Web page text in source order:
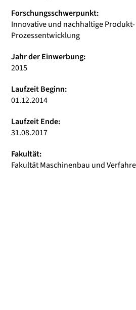
Forschungsschwerpunkt:
Innovative und nachhaltige
Prozessentwicklung
Jahr der Einwerbung:
2015
Laufzeit Beginn:
01.12.2014
Laufzeit Ende:
31.08.2017
Fakultät:
Fakultät Maschinenbau und